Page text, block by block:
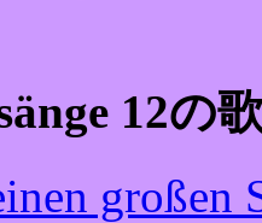
12